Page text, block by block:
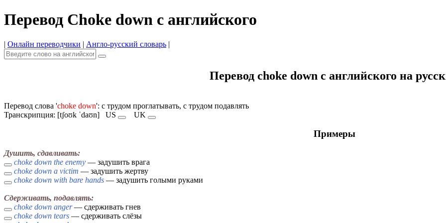
Перевод Choke down с английского
| Онлайн переводчики | Англо-русский словарь |
Перевод choke down с английского на
Перевод слова 'choke down': с трудом проглатывать, с трудом подавлять
Транскрипция: [tʃoʊk ˈdaʊn] US UK
Примеры
Душить, сдавливать:
choke down the enemy — задушить врага
choke down a victim — задушить жертву
choke down with bare hands — задушить голыми руками
Сдерживать, подавлять:
choke down anger— сдерживать гнев
choke down tears — сдерживать слёзы